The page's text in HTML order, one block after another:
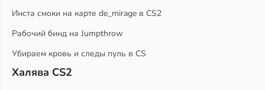
Инста смоки на карте de_mirage в CS2
Рабочий бинд на Jumpthrow
Убираем кровь и следы пуль в CS
Халява CS2